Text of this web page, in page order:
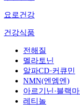
요로건강
건강식품
전해질
멜라토닌
알파CD·커큐민
NMN(엔엠엔)
아르기닌·블랙
레티놀